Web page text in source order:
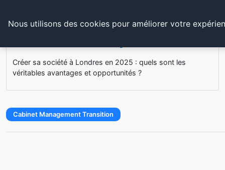
Cabinet De Management De
Créer sa société à Londres en 2025 : quels sont les
véritables avantages et opportunités ?
Cabinet Management Transition
Nous utilisons des cookies pour améliorer votre